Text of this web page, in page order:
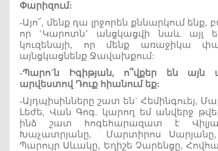
Փարիզում:
-Այո՜, մենք դա լրջորեն քննարկում
որ ՙԿարոտն՚ անցկացվի նաև այլ
կուզենայի, որ մենք առաջիկա
այնցկացնենք Ջավախքում:
-Պարո´ն Իգիթյան, ո՞վքեր են այն
արվեստով Դուք հիանում եք:
-Այդպիսինները շատ են` Հեմինգուեյ,
Լեժե, Վան Գոգ. կարող եմ անվերջ
ինձ շատ հոգեհարազատ է
Խաչատրյանը, Մարտիրոս Սարյանը,
Պարույր Սևակը, Եղիշե Չարենցը,